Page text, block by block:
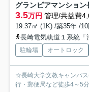
グランピアマンション
3.5万円 管理/共益費
19.37㎡ (1K) /築35年 /10
長崎電気軌道１系統
駐輪場 オートロック
☆長崎大学文教キャンパ
行・郵便局など徒歩4～5